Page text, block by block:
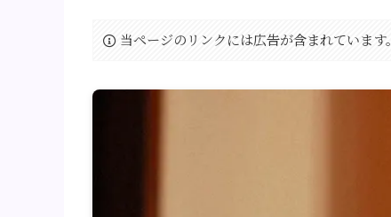
当ページのリンクには広告が含まれています。